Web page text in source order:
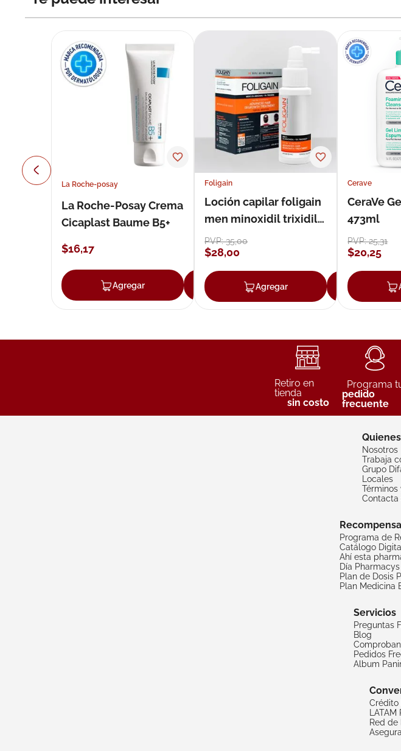
La Roche-posay
La Roche-Posay Crema
Cicaplast Baume B5+
$16,17
Agregar Agregar
Foligain
Loción capilar foligain
men minoxidil trixidil
loción 59 ml
PVP:35,00
$28,00
Agregar
Cerave
CeraVe
473ml
PVP:25,31
$20,25
Retiro en
tienda
sin costo
Programa
pedido
frecuente
Nosotros
Trabaja
Grupo
Locales
Términos
Contacta
Programa de
Catálogo
Ahí esta
Día Pharmacys
Plan de Dosis
Plan Medicina
Servicios
Preguntas
Blog
Pedidos
Album
Crédito
LATAM
Red de